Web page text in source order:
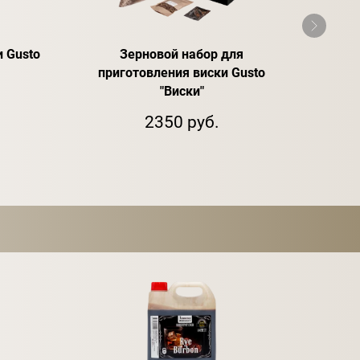
Gusto
Зерновой набор для
приготовления виски Gusto
"Виски"
2350 руб.